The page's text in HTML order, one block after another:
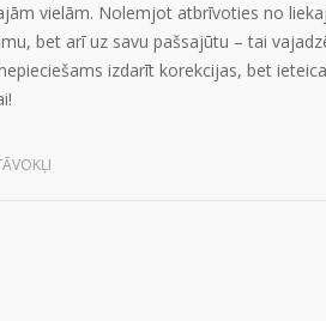
vielām. Nolemjot atbrīvoties no
bet arī uz savu pašsajūtu – tai
izdarīt korekcijas, bet